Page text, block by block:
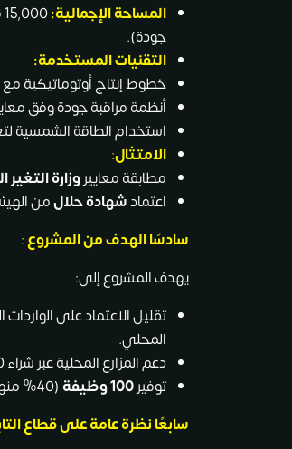
المساحة الإجمالية:
جودة).
التقنيات المستخدمة:
خطوط إنتاج أوتوماتيكية
أنظمة مراقبة جودة وفق
استخدام الطاقة الشمسية لتغطية 20% من
الامتثال:
مطابقة معاييروزارة التغير
اعتمادشهادة حلالمن
سادسًا الهدف من المشروع:
يهدف المشروع إلى:
المحلي.
دعم المزارع المحلية عبر شراء 50% من المواد الخام من منتجين إماراتيين.
توفير100 وظيفة
(40% منها للكوادر الإماراتية).
سابعًا نظرة عامة على قطاع